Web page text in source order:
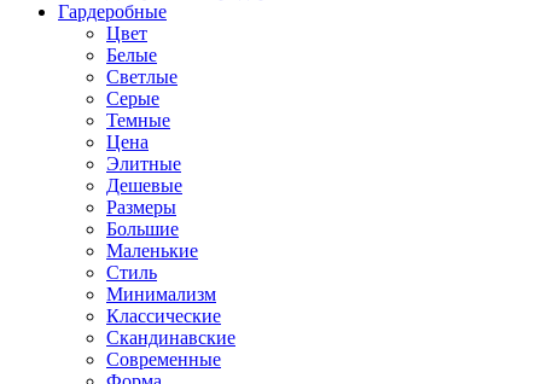
Гардеробные
Цвет
Белые
Светлые
Серые
Темные
Цена
Элитные
Дешевые
Размеры
Большие
Маленькие
Стиль
Минимализм
Классические
Скандинавские
Современные